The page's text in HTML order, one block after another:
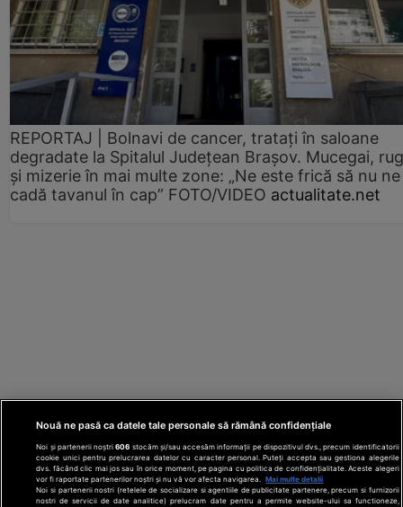
REPORTAJ | Bolnavi de cancer, tratați în saloane
degradate la Spitalul Județean Brașov. Mucegai,
și mizerie în mai multe zone: „Ne este frică să nu ne
cadă tavanul în cap” FOTO/VIDEO actualitate.net
Nouă ne pasă ca datele tale personale să rămână confidențiale
Noi și partenerii noștri606 stocăm și/sau accesăm informații pe dispozitivul dvs., precum identificatorii
cookie unici pentru prelucrarea datelor cu caracter personal. Puteți accepta sau gestiona alegerile
dvs. făcând clic mai jos sau în orice moment, pe pagina cu politica de confidențialitate. Aceste alegeri
vor fi raportate partenerilor noștri și nu vă vor afecta navigarea.
Mai multe detalii
Noi si partenerii nostri (retelele de socializare si agentiile de publicitate partenere, precum si furnizorii
nostri de servicii de date analitice) prelucram date pentru a permite website-ului sa functioneze,